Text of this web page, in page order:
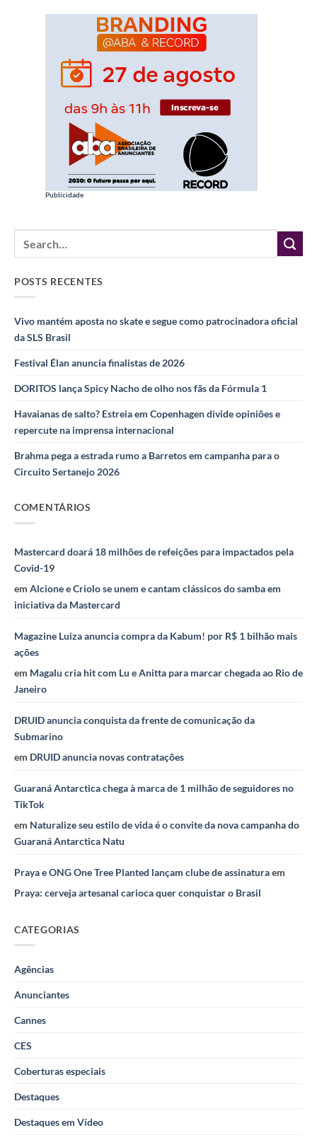
Publicidade
POSTS RECENTES
Vivo mantém aposta no skate e segue como patrocinadora oficial
da SLS Brasil
Festival Élan anuncia finalistas de 2026
DORITOS lança Spicy Nacho de olho nos fãs da Fórmula 1
Havaianas de salto? Estreia em Copenhagen divide opiniões e
repercute na imprensa internacional
Brahma pega a estrada rumo a Barretos em campanha para o
Circuito Sertanejo 2026
COMENTÁRIOS
Mastercard doará 18 milhões de refeições para impactados pela
Covid-19
em Alcione e Criolo se unem e cantam clássicos do samba em
iniciativa da Mastercard
Magazine Luiza anuncia compra da Kabum! por R$ 1 bilhão mais
ações
em Magalu cria hit com Lu e Anitta para marcar chegada ao Rio de
Janeiro
DRUID anuncia conquista da frente de comunicação da
Submarino
em DRUID anuncia novas contratações
Guaraná Antarctica chega à marca de 1 milhão de seguidores no
TikTok
em Naturalize seu estilo de vida é o convite da nova campanha do
Guaraná Antarctica Natu
Praya e ONG One Tree Planted lançam clube de assinaturaem
Praya: cerveja artesanal carioca quer conquistar o Brasil
CATEGORIAS
Agências
Anunciantes
Cannes
CES
Coberturas especiais
Destaques
Destaques em Vídeo